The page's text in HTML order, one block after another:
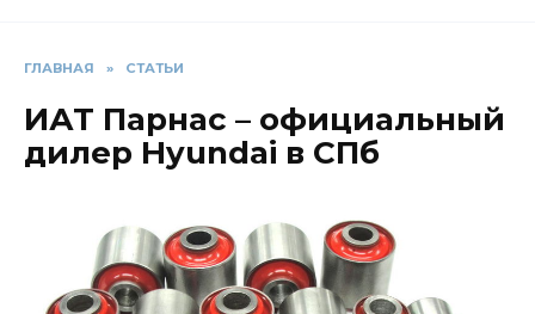
ГЛАВНАЯ » СТАТЬИ
ИАТ Парнас – официальный
дилер Hyundai в СПб